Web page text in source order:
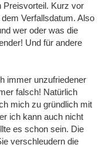
Preisvorteil. Kurz vor
Verfallsdatum. Also
wer oder was die
Und für andere
immer unzufriedener
falsch! Natürlich
mich zu gründlich mit
ich kann auch nicht
es schon sein. Die
verschleudern die